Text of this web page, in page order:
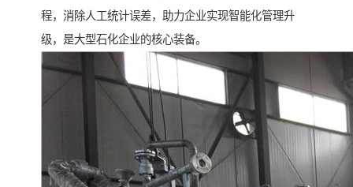
程，消除人工统计误差，助力企业实现智能化管理升
级，是大型石化企业的核心装备。